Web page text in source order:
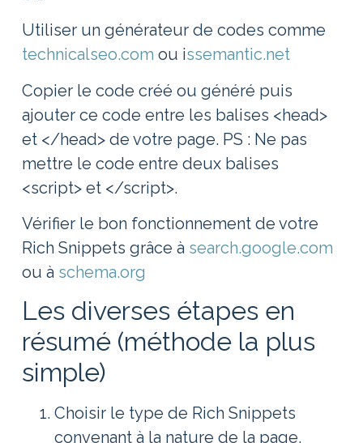
Utiliser un générateur de codes comme
technicalseo.com ou issemantic.net
Copier le code créé ou généré puis
ajouter ce code entre les balises <head>
et </head> de votre page. PS : Ne pas
mettre le code entre deux balises
<script> et </script>.
Vérifier le bon fonctionnement de votre
Rich Snippets grâce à search.google.com
ou à schema.org
Les diverses étapes en
résumé (méthode la plus
simple)
Choisir le type de Rich Snippets
convenant à la nature de la page.